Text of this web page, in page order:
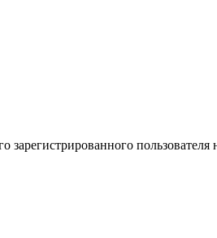
зарегистрированного пользователя